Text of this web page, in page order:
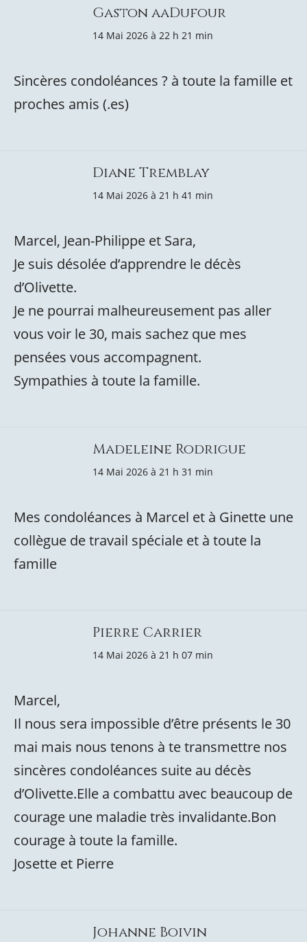
Gaston aaDufour
14 Mai 2026 à 22 h 21 min
Sincères condoléances ? à toute la famille et
proches amis (.es)
Diane Tremblay
14 Mai 2026 à 21 h 41 min
Marcel, Jean-Philippe et Sara,
Je suis désolée d’apprendre le décès
d’Olivette.
Je ne pourrai malheureusement pas aller
vous voir le 30, mais sachez que mes
pensées vous accompagnent.
Sympathies à toute la famille.
Madeleine Rodrigue
14 Mai 2026 à 21 h 31 min
Mes condoléances à Marcel et à Ginette une
collègue de travail spéciale et à toute la
famille
Pierre Carrier
14 Mai 2026 à 21 h 07 min
Marcel,
Il nous sera impossible d’être présents le 30
mai mais nous tenons à te transmettre nos
sincères condoléances suite au décès
d’Olivette.Elle a combattu avec beaucoup de
courage une maladie très invalidante.Bon
courage à toute la famille.
Josette et Pierre
Johanne Boivin